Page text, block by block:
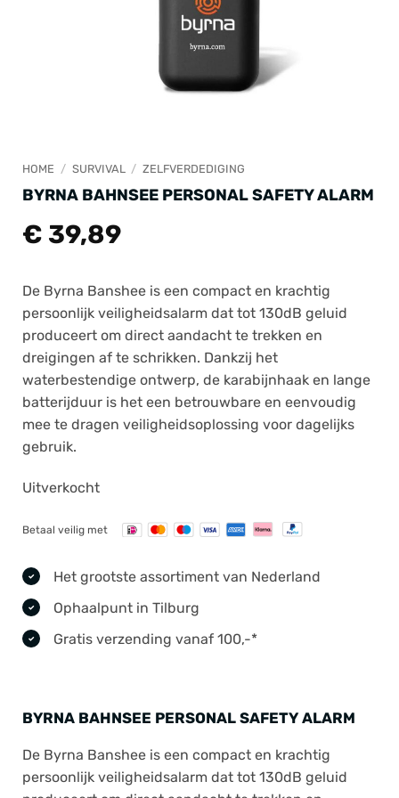
HOME / SURVIVAL / ZELFVERDEDIGING
BYRNA BAHNSEE PERSONAL SAFETY ALARM
€ 39,89
De Byrna Banshee is een compact en krachtig
persoonlijk veiligheidsalarm dat tot 130dB geluid
produceert om direct aandacht te trekken en
dreigingen af te schrikken. Dankzij het
waterbestendige ontwerp, de karabijnhaak en lange
batterijduur is het een betrouwbare en eenvoudig
mee te dragen veiligheidsoplossing voor dagelijks
gebruik.
Uitverkocht
Betaal veilig met
Het grootste assortiment van Nederland
Ophaalpunt in Tilburg
Gratis verzending vanaf 100,-*
BYRNA BAHNSEE PERSONAL SAFETY ALARM
De Byrna Banshee is een compact en krachtig
persoonlijk veiligheidsalarm dat tot 130dB geluid